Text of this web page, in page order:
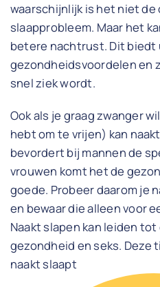
waarschijnlijk is het niet
slaapprobleem. Maar het
betere nachtrust. Dit biedt
gezondheidsvoordelen en
snel ziek wordt.
Ook als je graag zwanger
hebt om te vrijen) kan
bevordert bij mannen de
vrouwen komt het de
goede. Probeer daarom je
en bewaar die alleen voor
Naakt slapen kan leiden
gezondheid en seks. Deze
naakt slaapt